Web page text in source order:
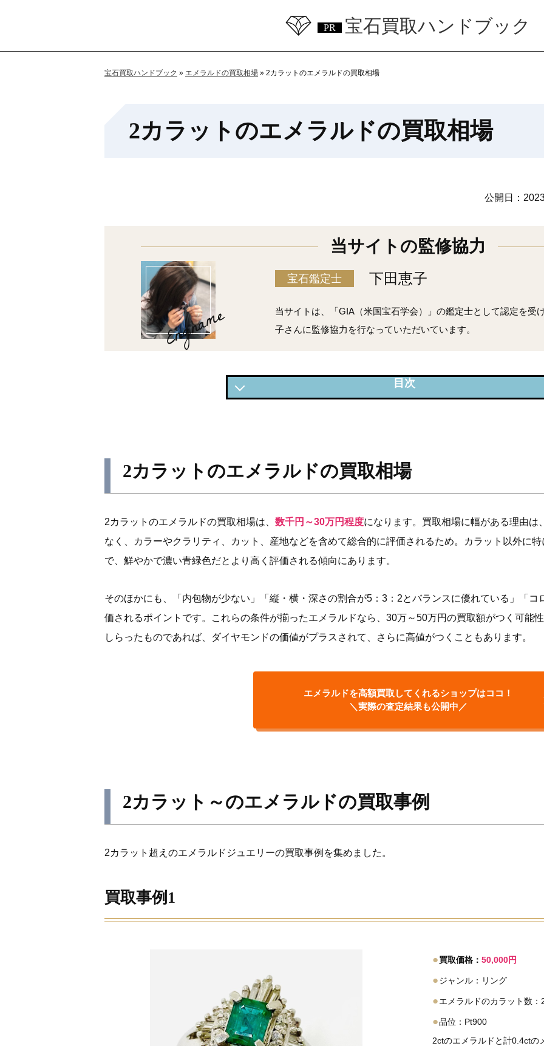
宝石買取ハンドブック
宝石買取ハンドブック » エメラルドの買取相場 » 2カラットのエメラルドの買取相場
2カラットのエメラルドの買取相場
公開日：
当サイトの監修協力
Engname
宝石鑑定士 下田恵子
当サイトは、「GIA（米国宝石学会）」の鑑定士として認定を受
子さんに監修協力を行なっていただいています。
2カラットエメラルドにかんする知識
2カラットエメラルドの評価基準
2カラットのエメラルドの買取相場
2カラットのエメラルドの買取相場は、 数千円～30万円程度になります。買取相場に幅がある理由
なく、カラーやクラリティ、カット、産地などを含めて総合的に評価されるため。カラット以外に
で、鮮やかで濃い青緑色だとより高く評価される傾向にあります。
そのほかにも、「内包物が少ない」「縦・横・深さの割合が5：3：2とバランスに優れている」「
価されるポイントです。これらの条件が揃ったエメラルドなら、30万～50万円の買取額がつく可能
しらったものであれば、ダイヤモンドの価値がプラスされて、さらに高値がつくこともあります。
エメラルドを高額買取してくれるショップはココ！
＼実際の査定結果も公開中／
2カラット～のエメラルドの買取事例
2カラット超えのエメラルドジュエリーの買取事例を集めました。
買取事例1
●買取価格： 50,000円
●ジャンル：リング
●エメラルドのカラット数：
●品位：Pt900
2ctのエメラルドと計0.4ctの